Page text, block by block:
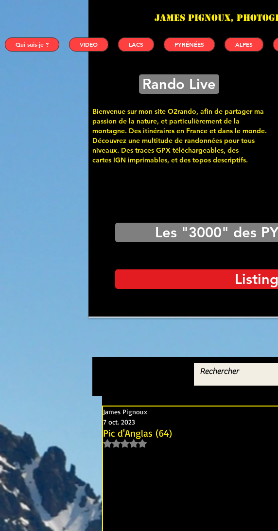
James PIGNOUX,
Qui suis-je ? VIDEO LACS PYRÉNÉES ALPES
Rando Live
Bienvenue sur mon site O2rando, afin de partager ma
passion de la nature, et particulièrement de la
montagne. Des itinéraires en France et dans le monde.
Découvrez une multitude de randonnées pour tous
niveaux. Des traces GPX téléchargeables, des
cartes IGN imprimables, et des topos descriptifs.
Les "3000" des
Pic d'Anglas (64)
James Pignoux
7 oct. 2023
Noté NaN étoiles sur 5.